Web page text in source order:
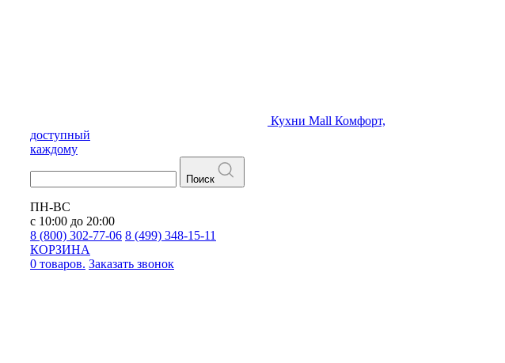
Кухни Mall Комфорт,
доступный
каждому
Поиск
ПН-ВС
с 10:00 до 20:00
8 (800) 302-77-06 8 (499) 348-15-11
КОРЗИНА
0 товаров. Заказать звонок